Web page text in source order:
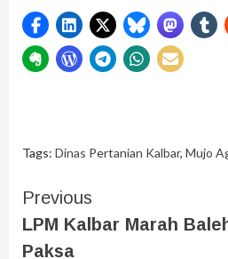
Tags: Dinas Pertanian Kalbar, Mujo
Previous
LPM Kalbar Marah
Paksa